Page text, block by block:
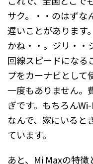
サク。・・のはずな
遅いことがあります
かね・・。ジリ・・
回線スピードになる
プをカーナビとして
一度もありません。
ぎです。もちろん
なんで、家にいると
ています。
あと、Mi Maxの特徴